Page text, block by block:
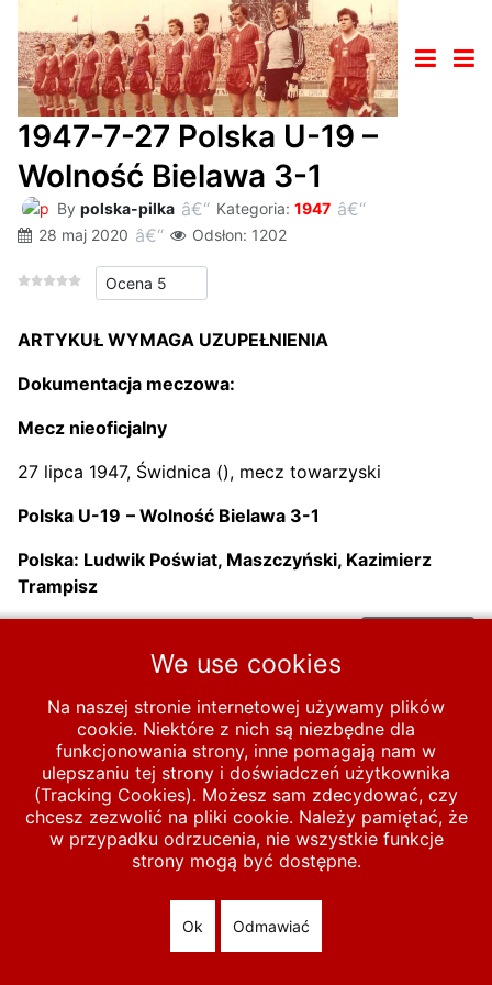
1947-7-27 Polska U-19 –
Wolność Bielawa 3-1
By polska-pilka Kategoria: 1947
28 maj 2020
Odsłon: 1202
Proszę, oceń
ARTYKUŁ WYMAGA UZUPEŁNIENIA
Dokumentacja meczowa:
Mecz nieoficjalny
27 lipca 1947, Świdnica (), mecz towarzyski
Polska U-19 – Wolność Bielawa 3-1
Polska: Ludwik Poświat, Maszczyński, Kazimierz
Trampisz
Start MECZE U-19 1947-1970
1947-1950
1947
1947-7-27 Polska U-19 – Wolność Bielawa 3-1
© 2026 polska-pilka.pl|Tanie strony internetowe All Rights
Reserved
We use cookies
Na naszej stronie internetowej używamy plików
cookie. Niektóre z nich są niezbędne dla
funkcjonowania strony, inne pomagają nam w
ulepszaniu tej strony i doświadczeń użytkownika
(Tracking Cookies). Możesz sam zdecydować, czy
chcesz zezwolić na pliki cookie. Należy pamiętać, że
w przypadku odrzucenia, nie wszystkie funkcje
strony mogą być dostępne.
Ok Odmawiać